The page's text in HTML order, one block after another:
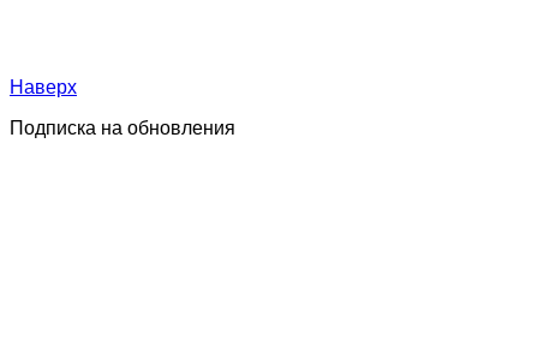
Наверх
Подписка на обновления